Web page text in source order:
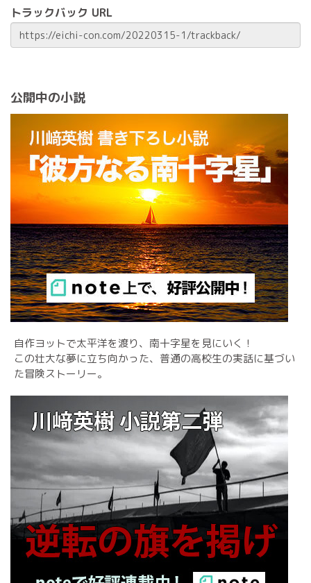
トラックバック URL
公開中の小説
自作ヨットで太平洋を渡り、南十字星を見にいく！
この壮大な夢に立ち向かった、普通の高校生の実話に基づい
た冒険ストーリー。